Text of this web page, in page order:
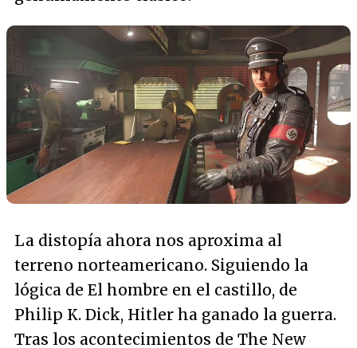
La distopía ahora nos aproxima al
terreno norteamericano. Siguiendo la
lógica de El hombre en el castillo, de
Philip K. Dick, Hitler ha ganado la guerra.
Tras los acontecimientos de The New